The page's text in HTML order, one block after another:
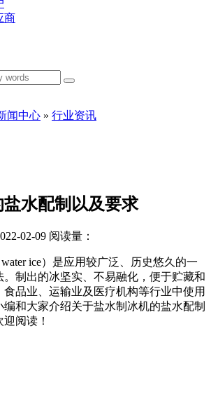
商
闻中心 » 行业资讯
水配制以及要求
02-09 阅读量：
ice）是应用较广泛、历史悠久的一
制出的冰坚实、不易融化，便于贮藏和
品业、运输业及医疗机构等行业中使用
和大家介绍关于盐水制冰机的盐水配制
阅读！